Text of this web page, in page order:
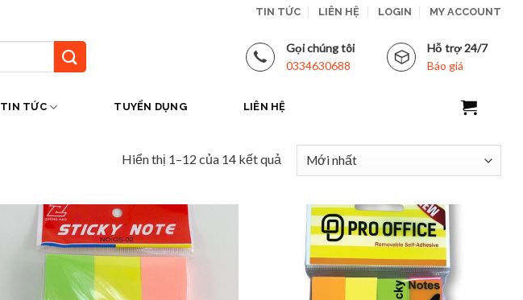
TIN TỨC LIÊN HỆ LOGIN MY ACCOUNT
Gọi chúng tôi
0334630688
Hỗ trợ 24/7
Báo giá
TIN TỨC TUYỂN DỤNG LIÊN HỆ
Hiển thị 1–12 của 14 kết quả